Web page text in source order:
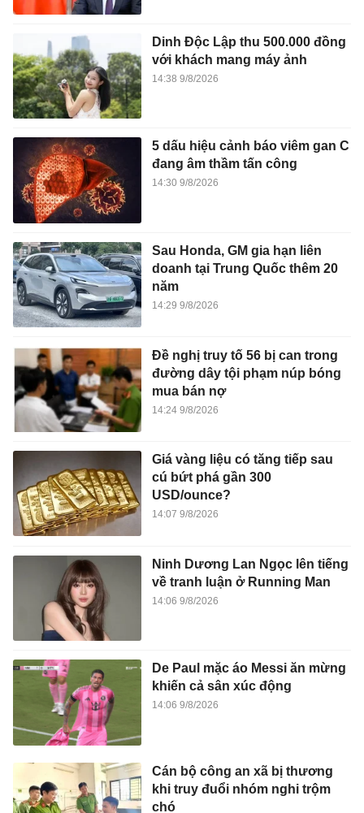
Dinh Độc Lập thu 500.000 đồng
với khách mang máy ảnh
14:38 9/8/2026
5 dấu hiệu cảnh báo viêm gan C
đang âm thầm tấn công
14:30 9/8/2026
Sau Honda, GM gia hạn liên
doanh tại Trung Quốc thêm 20
năm
14:29 9/8/2026
Đề nghị truy tố 56 bị can trong
đường dây tội phạm núp bóng
mua bán nợ
14:24 9/8/2026
Giá vàng liệu có tăng tiếp sau
cú bứt phá gần 300
USD/ounce?
14:07 9/8/2026
Ninh Dương Lan Ngọc lên tiếng
về tranh luận ở Running Man
14:06 9/8/2026
De Paul mặc áo Messi ăn mừng
khiến cả sân xúc động
14:06 9/8/2026
Cán bộ công an xã bị thương
khi truy đuổi nhóm nghi trộm
chó